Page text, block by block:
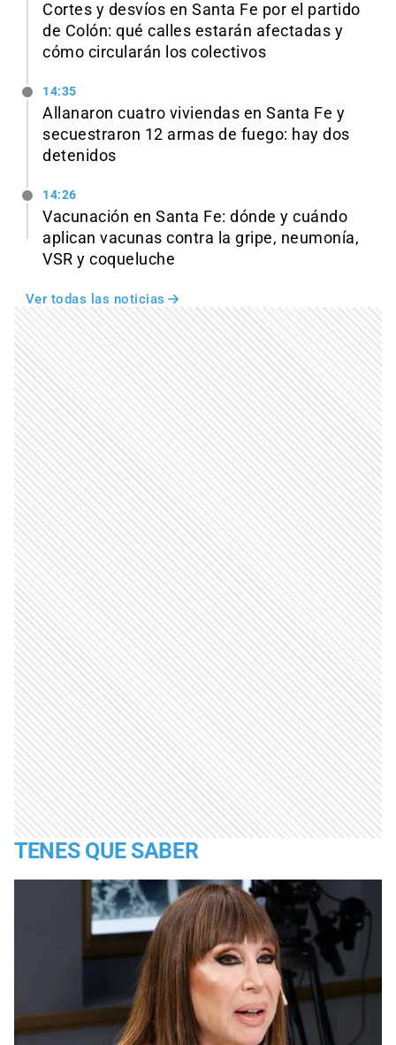
Cortes y desvíos en Santa Fe por el partido
de Colón: qué calles estarán afectadas y
cómo circularán los colectivos
14:35
Allanaron cuatro viviendas en Santa Fe y
secuestraron 12 armas de fuego: hay dos
detenidos
14:26
Vacunación en Santa Fe: dónde y cuándo
aplican vacunas contra la gripe, neumonía,
VSR y coqueluche
Ver todas las noticias
TENES QUE SABER